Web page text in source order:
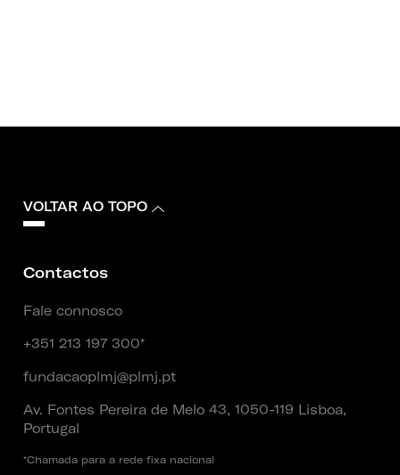
VOLTAR AO TOPO
Contactos
Fale connosco
+351 213 197 300*
fundacaoplmj@plmj.pt
Av. Fontes Pereira de Melo 43, 1050-119 Lisboa,
Portugal
*Chamada para a rede fixa nacional